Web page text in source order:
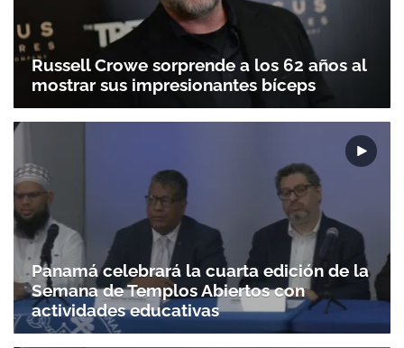
Russell Crowe sorprende a los 62 años al
mostrar sus impresionantes bíceps
Panamá celebrará la cuarta edición de la
Semana de Templos Abiertos con
actividades educativas